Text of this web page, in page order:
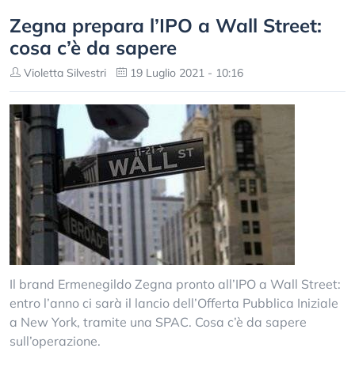
Zegna prepara l’IPO a Wall Street:
cosa c’è da sapere
Violetta Silvestri 19 Luglio 2021 - 10:16
Il brand Ermenegildo Zegna pronto all’IPO a Wall Street:
entro l’anno ci sarà il lancio dell’Offerta Pubblica Iniziale
a New York, tramite una SPAC. Cosa c’è da sapere
sull’operazione.